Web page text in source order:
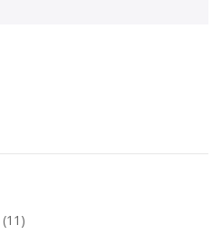
(11)